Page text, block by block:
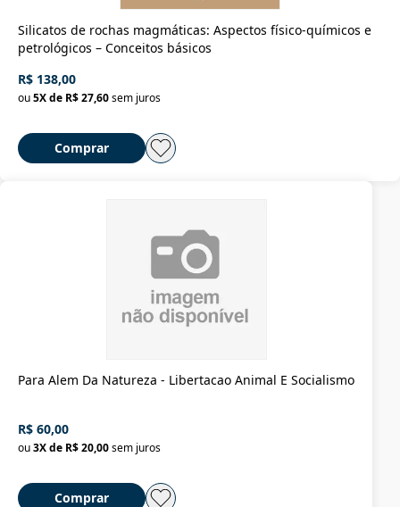
Silicatos de rochas magmáticas: Aspectos físico-químicos e
petrológicos – Conceitos básicos
R$ 138,00
ou5X de R$ 27,60sem juros
Comprar
Para Alem Da Natureza - Libertacao Animal E Socialismo
R$ 60,00
ou3X de R$ 20,00sem juros
Comprar